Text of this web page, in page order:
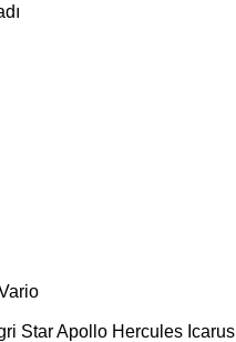
StarApollo Hercules Icarus